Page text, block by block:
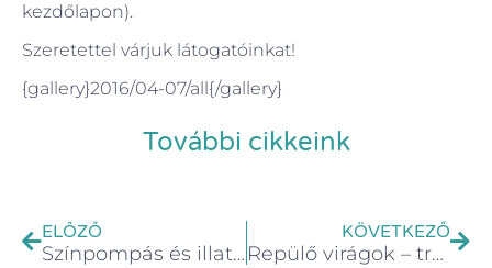
kezdőlapon).
Szeretettel várjuk látogatóinkat!
{gallery}2016/04-07/all{/gallery}
További cikkeink
ELŐZŐ
Színpompás és illatozó rózsakert
KÖVETKEZŐ
Repülő virágok – trópusi lepkekert az SZTE Füvészkertben